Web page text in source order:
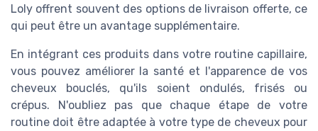
Loly offrent souvent des options de livraison offerte, ce
qui peut être un avantage supplémentaire.
En intégrant ces produits dans votre routine capillaire,
vous pouvez améliorer la santé et l'apparence de vos
cheveux bouclés, qu'ils soient ondulés, frisés ou
crépus. N'oubliez pas que chaque étape de votre
routine doit être adaptée à votre type de cheveux pour